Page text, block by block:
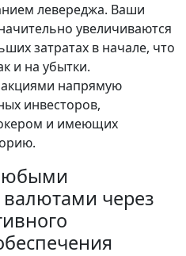
левереджа. Ваши
увеличиваются
затратах в начале, что
и на убытки.
напрямую
инвесторов,
и имеющих
через